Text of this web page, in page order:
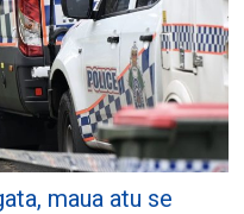
maua atu se